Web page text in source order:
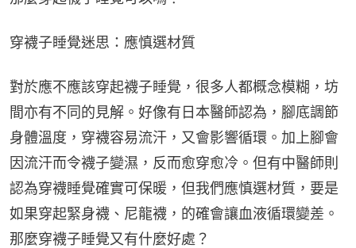
穿襪子睡覺迷思：應慎選材質
對於應不應該穿起襪子睡覺，很多人都概念模糊，坊
間亦有不同的見解。好像有日本醫師認為，腳底調節
身體溫度，穿襪容易流汗，又會影響循環。加上腳會
因流汗而令襪子變濕，反而愈穿愈冷。但有中醫師則
認為穿襪睡覺確實可保暖，但我們應慎選材質，要是
如果穿起緊身襪、尼龍襪，的確會讓血液循環變差。
那麼穿襪子睡覺又有什麼好處？